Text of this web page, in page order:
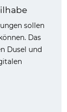
sollen
Das
Dusel und